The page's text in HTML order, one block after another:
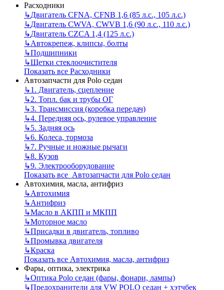
Расходники
↳Двигатель CFNA, CFNB 1,6 (85 л.с., 105 л.с.)
↳Двигатель CWVA, CWVB 1,6 (90 л.с., 110 л.с.)
↳Двигатель CZCA 1,4 (125 л.с.)
↳Автокрепеж, клипсы, болты
↳Подшипники
↳Щетки стеклоочистителя
Показать все Расходники
Автозапчасти для Polo седан
↳1. Двигатель, сцепление
↳2. Топл. бак и трубы ОГ
↳3. Трансмиссия (коробка передач)
↳4. Передняя ось, рулевое управление
↳5. Задняя ось
↳6. Колеса, тормоза
↳7. Ручные и ножные рычаги
↳8. Кузов
↳9. Электрооборудование
Показать все Автозапчасти для Polo седан
Автохимия, масла, антифриз
↳Автохимия
↳Антифриз
↳Масло в АКПП и МКПП
↳Моторное масло
↳Присадки в двигатель, топливо
↳Промывка двигателя
↳Краска
Показать все Автохимия, масла, антифриз
Фары, оптика, электрика
↳Оптика Polo седан (фары, фонари, лампы)
↳Предохранители для VW POLO седан + хэтчбек